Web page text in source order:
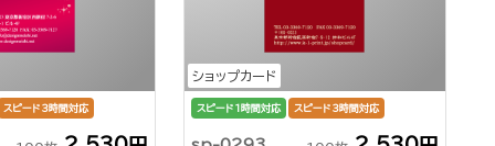
スピード3時間対応
ショップカード
スピード1時間対応 スピード3時間対応